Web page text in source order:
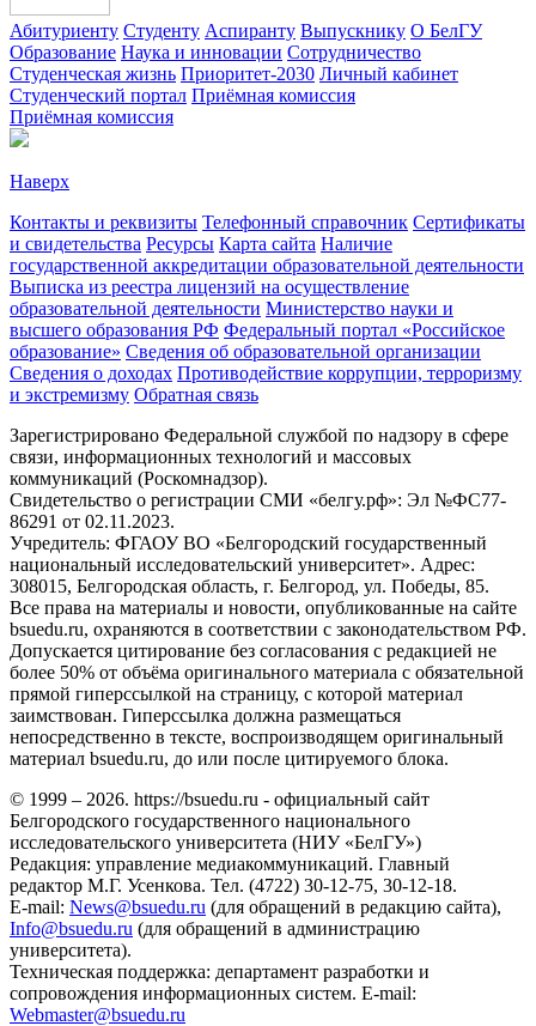
Абитуриенту Студенту Аспиранту Выпускнику О БелГУ
Образование Наука и инновации Сотрудничество
Студенческая жизнь Приоритет-2030 Личный кабинет
Студенческий портал Приёмная комиссия
Приёмная комиссия
Наверх
Контакты и реквизиты Телефонный справочник Сертификаты
и свидетельства Ресурсы Карта сайта Наличие
государственной аккредитации образовательной деятельности
Выписка из реестра лицензий на осуществление
образовательной деятельности Министерствo науки и
высшего образования РФ Федеральный портал «Российское
образование» Сведения об образовательной организации
Сведения о доходах Противодействие коррупции, терроризму
и экстремизму Обратная связь
Зарегистрировано Федеральной службой по надзору в сфере
связи, информационных технологий и массовых
коммуникаций (Роскомнадзор).
Свидетельство о регистрации СМИ «белгу.рф»: Эл №ФС77-
86291 от 02.11.2023.
Учредитель: ФГАОУ ВО «Белгородский государственный
национальный исследовательский университет». Адрес:
308015, Белгородская область, г. Белгород, ул. Победы, 85.
Все права на материалы и новости, опубликованные на сайте
bsuedu.ru, охраняются в соответствии с законодательством РФ.
Допускается цитирование без согласования с редакцией не
более 50% от объёма оригинального материала с обязательной
прямой гиперссылкой на страницу, с которой материал
заимствован. Гиперссылка должна размещаться
непосредственно в тексте, воспроизводящем оригинальный
материал bsuedu.ru, до или после цитируемого блока.
© 1999 – 2026. https://bsuedu.ru - официальный сайт
Белгородского государственного национального
исследовательского университета (НИУ «БелГУ»)
Редакция: управление медиакоммуникаций. Главный
редактор М.Г. Усенкова. Тел. (4722) 30-12-75, 30-12-18.
E-mail: News@bsuedu.ru (для обращений в редакцию сайта),
Info@bsuedu.ru (для обращений в администрацию
университета).
Техническая поддержка: департамент разработки и
сопровождения информационных систем. E-mail:
Webmaster@bsuedu.ru